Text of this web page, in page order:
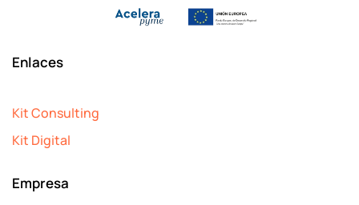
Enlaces
Kit Consulting
Kit Digital
Empresa